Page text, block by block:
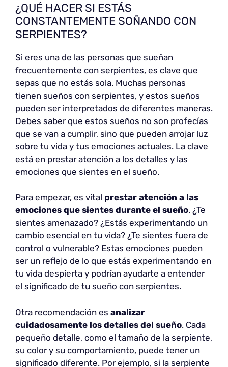
¿QUÉ HACER SI ESTÁS
CONSTANTEMENTE SOÑANDO CON
SERPIENTES?
Si eres una de las personas que sueñan
frecuentemente con serpientes, es clave que
sepas que no estás sola. Muchas personas
tienen sueños con serpientes, y estos sueños
pueden ser interpretados de diferentes maneras.
Debes saber que estos sueños no son profecías
que se van a cumplir, sino que pueden arrojar luz
sobre tu vida y tus emociones actuales. La clave
está en prestar atención a los detalles y las
emociones que sientes en el sueño.
Para empezar, es vital prestar atención a las
emociones que sientes durante el sueño. ¿Te
sientes amenazado? ¿Estás experimentando un
cambio esencial en tu vida? ¿Te sientes fuera de
control o vulnerable? Estas emociones pueden
ser un reflejo de lo que estás experimentando en
tu vida despierta y podrían ayudarte a entender
el significado de tu sueño con serpientes.
Otra recomendación es analizar
cuidadosamente los detalles del sueño. Cada
pequeño detalle, como el tamaño de la serpiente,
su color y su comportamiento, puede tener un
significado diferente. Por ejemplo, si la serpiente